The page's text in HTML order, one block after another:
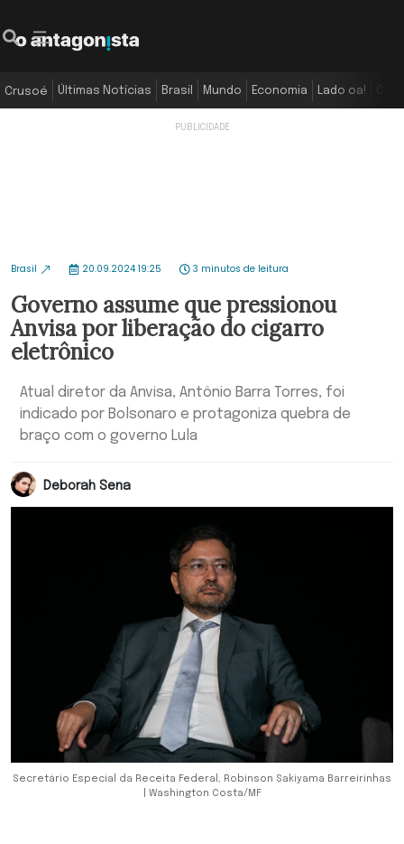
Crusoé Últimas Notícias Brasil Mundo Economia Lado oa!
Brasil 20.09.2024 19:25 3 minutos de leitura
Governo assume que pressionou
Anvisa por liberação do cigarro
eletrônico
Atual diretor da Anvisa, Antônio Barra Torres, foi
indicado por Bolsonaro e protagoniza quebra de
braço com o governo Lula
Deborah Sena
Secretário Especial da Receita Federal, Robinson Sakiyama Barreirinhas
| Washington Costa/MF